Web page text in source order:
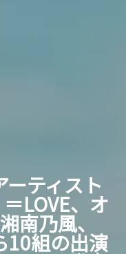
ーティスト
LOVE、オ
南乃風、
10組の出演